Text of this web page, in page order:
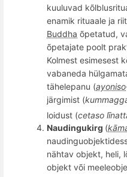
kuuluvad
enamik rituaale ja
Buddha õpetatud,
õpetajate poolt
Kolmest esimesest
vabaneda hü
tähelepanu (ayoniso
järgimist (
loidust (cetaso l
Naudingukirg (
nähtav objekt, heli, l
objekt või